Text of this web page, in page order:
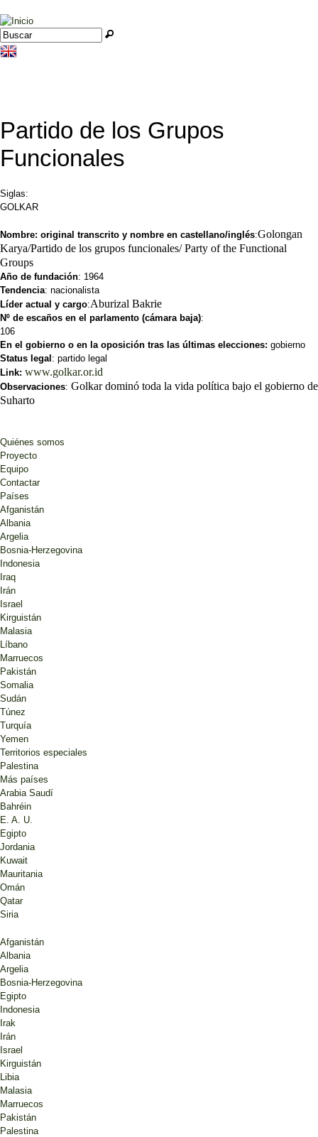
Jump to navigation
Formulario de búsqueda
Buscar
Partido de los Grupos
Funcionales
Siglas:
GOLKAR
Nombre: original transcrito y nombre en castellano/inglés:Golongan
Karya/Partido de los grupos funcionales/ Party of the Functional
Groups
Año de fundación: 1964
Tendencia: nacionalista
Líder actual y cargo:Aburizal Bakrie
Nº de escaños en el parlamento (cámara baja):
106
En el gobierno o en la oposición tras las últimas elecciones: gobierno
Status legal : partido legal
Link: www.golkar.or.id
Observaciones: Golkar dominó toda la vida política bajo el gobierno de
Suharto
Quiénes somos
Proyecto
Equipo
Contactar
Países
Afganistán
Albania
Argelia
Bosnia-Herzegovina
Indonesia
Iraq
Irán
Israel
Kirguistán
Malasia
Líbano
Marruecos
Pakistán
Somalia
Sudán
Túnez
Turquía
Yemen
Territorios especiales
Palestina
Más países
Arabia Saudí
Bahréin
E. A. U.
Egipto
Jordania
Kuwait
Mauritania
Omán
Qatar
Siria
Afganistán
Albania
Argelia
Bosnia-Herzegovina
Egipto
Indonesia
Irak
Irán
Israel
Kirguistán
Libia
Malasia
Marruecos
Pakistán
Palestina